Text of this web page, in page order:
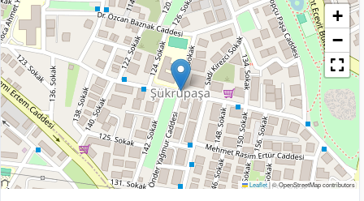
+
−
Leaflet|© OpenStreetMap contributors